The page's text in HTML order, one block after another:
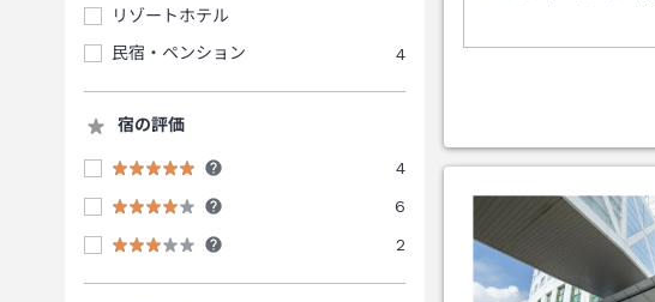
リゾートホテル
民宿・ペンション
4
宿の評価
4
6
2